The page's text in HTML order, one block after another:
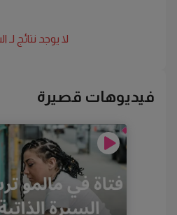
لا يوجد نتائج لـ
فيديوهات قصيرة